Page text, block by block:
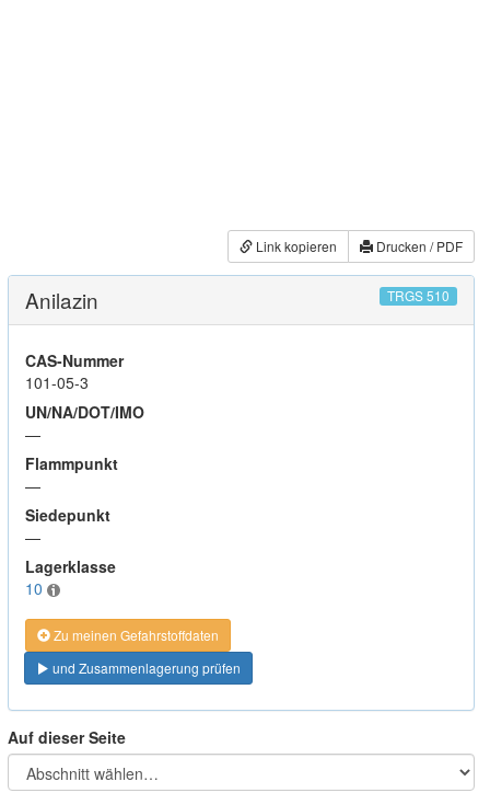
Link kopieren Drucken / PDF
Anilazin TRGS 510
CAS-Nummer
101-05-3
UN/NA/DOT/IMO
—
Flammpunkt
—
Siedepunkt
—
Lagerklasse
10
Zu meinen Gefahrstoffdaten
und Zusammenlagerung prüfen
Auf dieser Seite